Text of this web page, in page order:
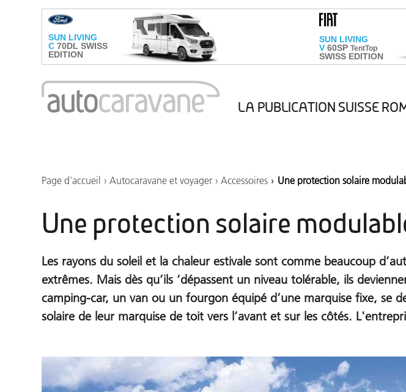
LA PUBLICATION SUISSE
Page d'accueil Autocaravane et voyager Accessoires Une protection solaire
Une protection solaire
Les rayons du soleil et la chaleur estivale sont comme beaucoup
extrêmes. Mais dès qu’ils ‘dépassent un niveau tolérable, ils
camping-car, un van ou un fourgon équipé d’une marquise fixe,
solaire de leur marquise de toit vers l’avant et sur les côtés.